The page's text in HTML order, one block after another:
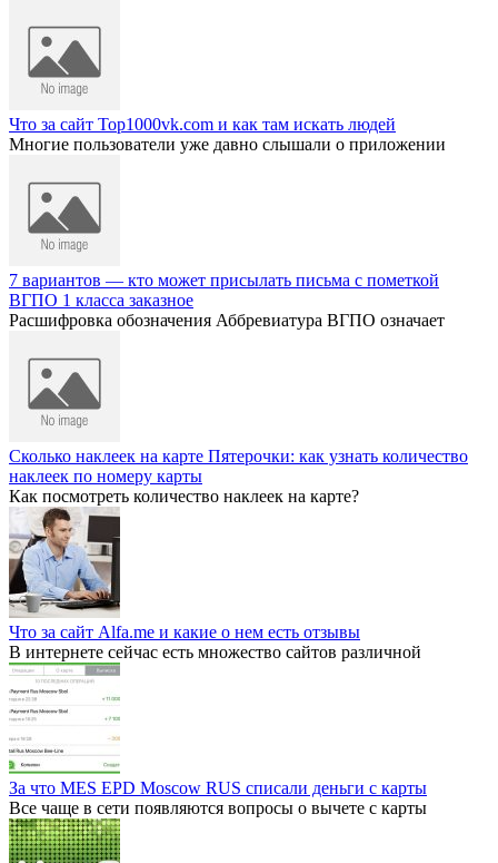
Что за сайт Top1000vk.com и как там искать людей
Многие пользователи уже давно слышали о приложении
7 вариантов — кто может присылать письма с пометкой
ВГПО 1 класса заказное
Расшифровка обозначения Аббревиатура ВГПО означает
Сколько наклеек на карте Пятерочки: как узнать количество
наклеек по номеру карты
Как посмотреть количество наклеек на карте?
Что за сайт Alfa.me и какие о нем есть отзывы
В интернете сейчас есть множество сайтов различной
За что MES EPD Moscow RUS списали деньги с карты
Все чаще в сети появляются вопросы о вычете с карты